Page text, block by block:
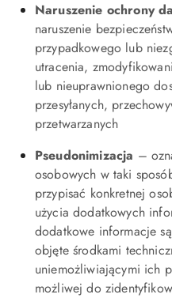
Naruszenie ochrony
naruszenie
przypadkowego lub
utracenia,
lub nieuprawnionego
przesyłanych,
przetwarzanych
Pseudonimizacja –
osobowych w taki
przypisać konkretnej
użycia dodatkowych
dodatkowe informacje
objęte środkami
uniemożliwiającymi ich
możliwej do